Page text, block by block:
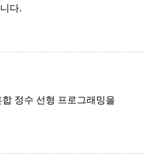
다.
정수 선형 프로그래밍을